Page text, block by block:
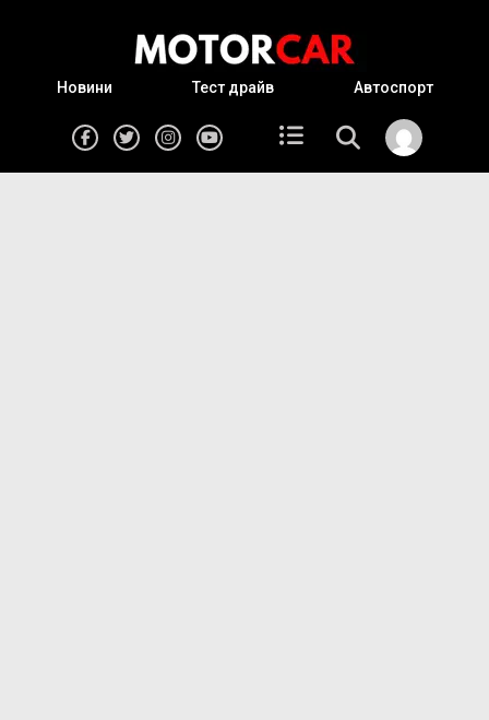
Новини Тест драйв Автоспорт